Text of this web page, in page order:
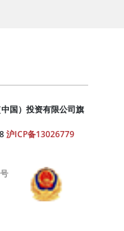
国）投资有限公司旗
沪ICP备13026779